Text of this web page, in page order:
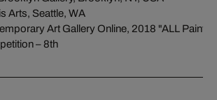
Arts, Seattle, WA
Art Gallery Online, 2018 "ALL
– 8th